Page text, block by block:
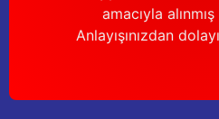
amacıyla
Anlayışınızdan